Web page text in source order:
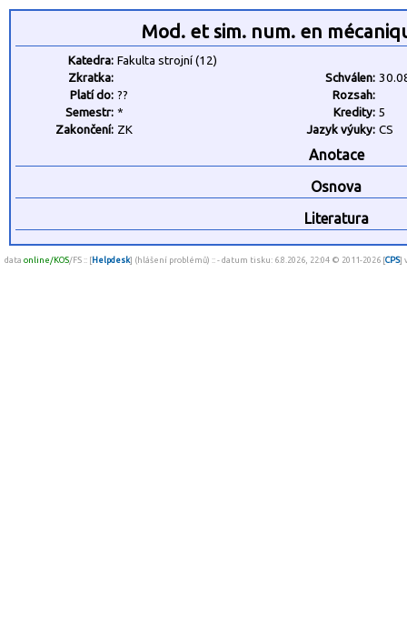
Mod. et sim. num. en
Katedra: Fakulta strojní (12)
Zkratka:
Schválen:
Platí do: ??
Rozsah:
Semestr: * Kredity: 5
Zakončení: ZK Jazyk výuky: CS
Anotace
Osnova
Literatura
data online/KOS/FS :: [Helpdesk] (hlášení problémů) :: - datum tisku: 6.8.2026, 22:04 © 2011-2026 [CPS]